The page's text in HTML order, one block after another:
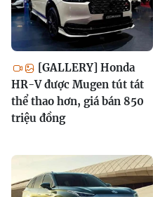
[GALLERY] Honda
HR-V được Mugen tút tát
thể thao hơn, giá bán 850
triệu đồng